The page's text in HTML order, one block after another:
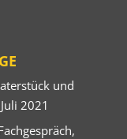
und
2021